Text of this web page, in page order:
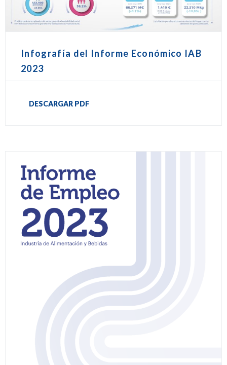
Infografía del Informe Económico IAB
2023
DESCARGAR PDF